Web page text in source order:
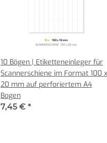
10 Bögen | Etiketteneinleger für
Scannerschiene im Format 100 x
20 mm auf perforiertem A4
Bogen
7,45 € *